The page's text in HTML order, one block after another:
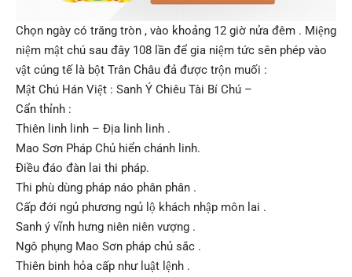
Chọn ngày có trăng tròn , vào khoảng 12 giờ nửa đêm . Miệng
niệm mật chú sau đây 108 lần để gia niệm tức sên phép vào
vật cúng tế là bột Trân Châu đả được trộn muối :
Mật Chú Hán Việt : Sanh Ý Chiêu Tài Bí Chú –
Cẩn thỉnh :
Thiên linh linh – Địa linh linh .
Mao Sơn Pháp Chủ hiển chánh linh.
Điều đáo đàn lai thi pháp.
Thi phù dùng pháp náo phân phân .
Cấp đới ngủ phương ngủ lộ khách nhập môn lai .
Sanh ý vĩnh hưng niên niên vượng .
Ngô phụng Mao Sơn pháp chủ sắc .
Thiên binh hỏa cấp như luật lệnh .